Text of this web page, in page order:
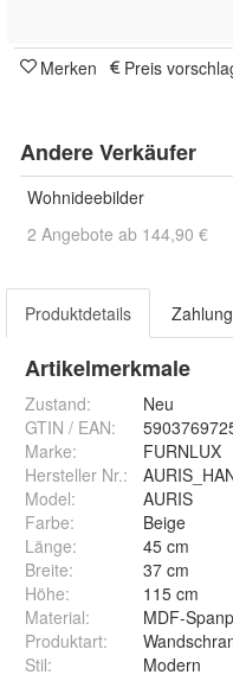
Merken Preis
Andere Verkäufer
Wohnideebilder
2 Angebote ab 144,90 €
Produktdetails
Artikelmerkmale
Zustand:
Neu
GTIN / EAN:
Marke:
FURNLUX
Hersteller Nr.:
Model:
AURIS
Farbe:
Beige
Länge:
45 cm
Breite:
37 cm
Höhe:
115 cm
Material:
MDF-
Produktart:
Stil: Modern